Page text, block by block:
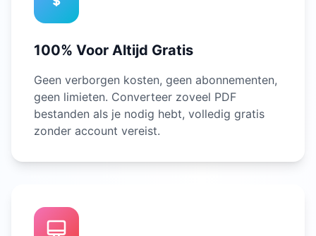
100% Voor Altijd Gratis
Geen verborgen kosten, geen abonnementen,
geen limieten. Converteer zoveel PDF
bestanden als je nodig hebt, volledig gratis
zonder account vereist.